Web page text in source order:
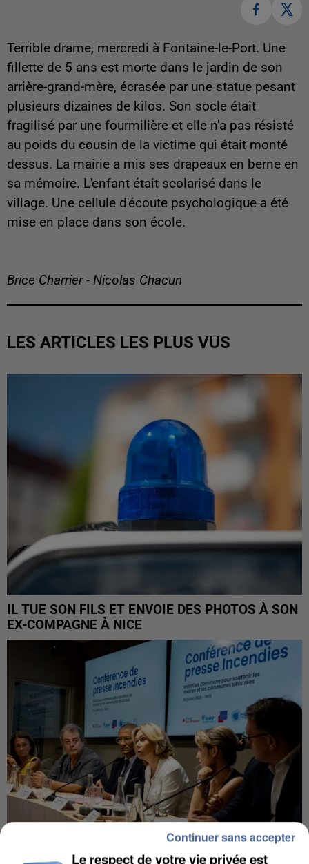
Terrible drame, mercredi à Fontaine-le-Port. Une
fillette de 5 ans est morte dans le jardin de son
arrière-grand-mère, écrasée par une statue pesant
plusieurs dizaines de kilos. Son socle était
fragilisé par une fourmilière et elle n'a pas résisté
au poids du cousin de la victime qui était monté
dessus. La mairie a mis ses drapeaux en berne en
sa mémoire. L'enfant était scolarisé dans le
village. Une cellule d'écoute psychologique a été
mise en place dans son école.
Brice Charrier - Nicolas Chacun
LES ARTICLES LES PLUS VUS
IL TUE SON FILS ET ENVOIE DES PHOTOS À SON
EX-COMPAGNE À NICE
Le respect de votre vie privée est
Continuer sans accepter